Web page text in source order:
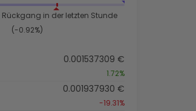
Rückgang in der letzten Stunde
(-0.92%)
0.001537309 €
1.72%
0.001937930 €
-19.31%